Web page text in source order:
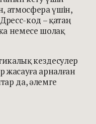
атмосфера үшін,
код – қатаң:
немесе шолақ
кездесулер
жасауға арналған
да, әлемге